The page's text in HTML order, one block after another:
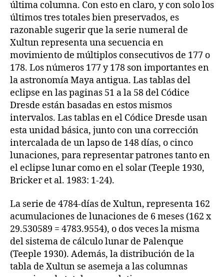
última columna. Con esto en claro, y con solo los
últimos tres totales bien preservados, es
razonable sugerir que la serie numeral de
Xultun representa una secuencia en
movimiento de múltiplos consecutivos de 177 o
178. Los números 177 y 178 son importantes en
la astronomía Maya antigua. Las tablas del
eclipse en las paginas 51 a la 58 del Códice
Dresde están basadas en estos mismos
intervalos. Las tablas en el Códice Dresde usan
esta unidad básica, junto con una corrección
intercalada de un lapso de 148 días, o cinco
lunaciones, para representar patrones tanto en
el eclipse lunar como en el solar (Teeple 1930,
Bricker et al. 1983: 1-24).
La serie de 4784-días de Xultun, representa 162
acumulaciones de lunaciones de 6 meses (162 x
29.530589 = 4783.9554), o dos veces la misma
del sistema de cálculo lunar de Palenque
(Teeple 1930). Además, la distribución de la
tabla de Xultun se asemeja a las columnas